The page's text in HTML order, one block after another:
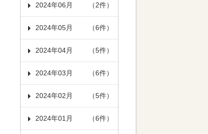
2024年06月 （2件）
2024年05月 （6件）
2024年04月 （5件）
2024年03月 （6件）
2024年02月 （5件）
2024年01月 （6件）